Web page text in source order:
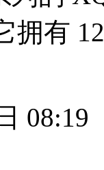
拥有
08:19